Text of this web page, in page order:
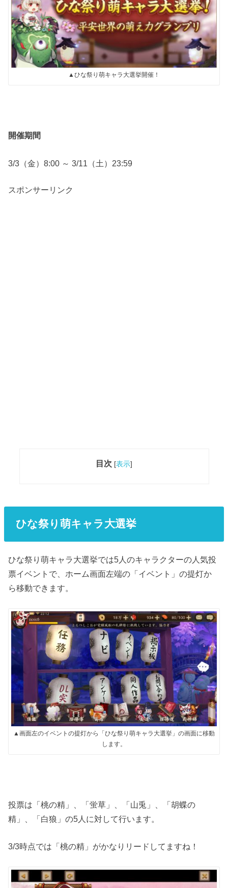
▲ひな祭り萌キャラ大選挙開催！
開催期間
3/3（金）8:00 ～ 3/11（土）23:59
スポンサーリンク
目次 [表示]
ひな祭り萌キャラ大選挙
ひな祭り萌キャラ大選挙では5人のキャラクターの人気投
票イベントで、ホーム画面左端の「イベント」の提灯か
ら移動できます。
▲画面左のイベントの提灯から「ひな祭り萌キャラ大選挙」の画面に移動
します。
投票は「桃の精」、「蛍草」、「山兎」、「胡蝶の
精」、「白狼」の5人に対して行います。
3/3時点では「桃の精」がかなりリードしてますね！